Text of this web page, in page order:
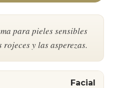
para pieles sensibles
y las asperezas.
Facial